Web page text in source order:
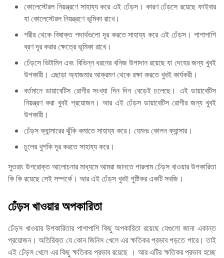
কোলেস্টেরল নিয়ন্ত্রণে সাহায্য করে এই ঢেঁড়স। কারণ ঢেঁড়সে রয়েছে ফাইবার
যা কোলেস্টেরল নিয়ন্ত্রণে ভূমিকা রাখে।
শরীর থেকে বিষাক্ত পদার্থগুলো দূর করতে সাহায্য করে এই ঢেঁড়স। পাশাপাশি
ব্রণ দূর করার ক্ষেত্রে ভূমিকা রাখে।
ঢেঁড়সে ভিটামিন এবং বিভিন্ন ধরনের খনিজ উপাদান রয়েছে যা দেহের জন্য খুবই
উপকারী। এছাড়া অ্যাজমার আক্রমণ থেকে রক্ষা করতে খুবই কার্যকরী।
বর্তমানে ডায়াবেটিস রোগীর সংখ্যা দিন দিন বেড়েই চলেছে। এই ডায়াবেটিস
নিয়ন্ত্রণ করা খুবই প্রয়োজন। আর এই ঢেঁড়স ডায়াবেটিস রোগীর জন্য খুবই
উপকারী।
ঢেঁড়স ক্যান্সারের ঝুঁকি কমাতে সাহায্য করে। যেমনঃ কোলন ক্যান্সার।
চুলের খুশকি দূর করতে সাহায্য করে।
সুতরাং উপরোক্ত আলোচনার মাধ্যমে আমরা জানতে পারলাম ঢেঁড়স খাওয়ার উপকারিতা
কি কি রয়েছে সেই সম্পর্কে। আর এই ঢেঁড়স খুবই পুষ্টিকর একটি সবজি।
ঢেঁড়স খাওয়ার অপকারিতা
ঢেঁড়স খাওয়ার উপকারিতার পাশাপাশি কিছু অপকারিতা রয়েছে যেগুলো জানা একান্ত
প্রয়োজন। অতিরিক্ত যে কোন জিনিস খেলে এর ক্ষতিকর প্রভাব পড়তে পারে। তাই
এই ঢেঁড়স খেলে এর কিছু ক্ষতিকর প্রভাব রয়েছে । আর এটির ক্ষতিকর প্রভাব হচ্ছে